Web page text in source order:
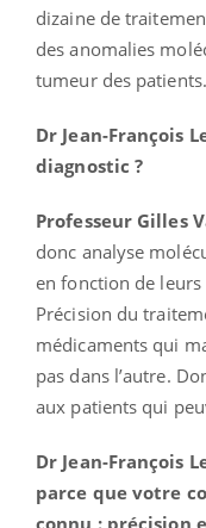
dizaine de
des anomalies
tumeur des patients.
Dr Jean-François
diagnostic ?
Professeur Gilles
donc analyse
en fonction de
Précision du
médicaments qui
pas dans l’autre.
aux patients qui
Dr Jean-François
parce que votre
connu : précision